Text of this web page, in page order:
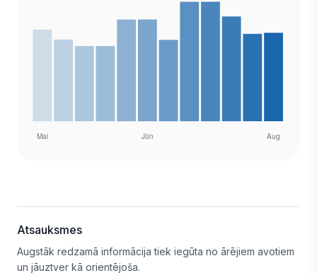
Atsauksmes
Augstāk redzamā informācija tiek iegūta no ārējiem avotiem
un jāuztver kā orientējoša.